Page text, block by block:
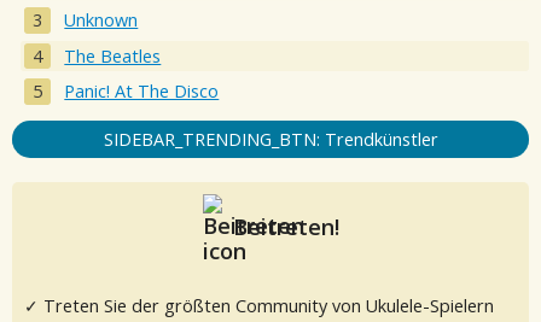
Unknown
The Beatles
Panic! At The Disco
SIDEBAR_TRENDING_BTN: Trendkünstler
Beitreten!
✓ Treten Sie der größten Community von Ukulele-Spielern